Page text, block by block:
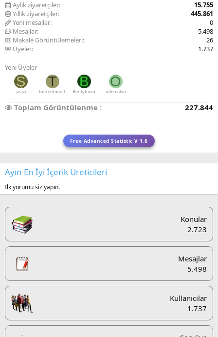
Aylık ziyaretçiler
15.755
Yıllık ziyaretçiler
445.861
Yeni mesajlar
0
Mesajlar
5.498
Makale Görüntülemeleri
26
Üyeler
1.737
Yeni Üyeler
Ş
şirazi
T
turkerkocas1
B
Bentytman
Ö
özlemakın
Toplam Görüntülenme 227.844
Free Advanced Statistic V 1.6
Ayın En İyi İçerik Üreticileri
İlk yorumu siz yapın.
Konular
2.723
Mesajlar
5.498
Kullanıcılar
1.737